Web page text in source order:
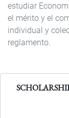
estudiar
el mérito y el
individual y
reglamento.